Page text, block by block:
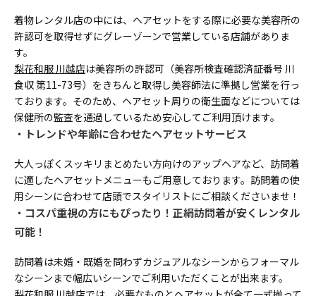
着物レンタル店の中には、ヘアセットをする際に必要な美容所の
許認可を取得せずにグレーゾーンで営業している店舗がありま
す。
梨花和服 川越店は美容所の許認可（美容所検査確認済証番号 川
食収 第11-73号）をきちんと取得し美容師法に準拠し営業を行っ
ております。そのため、ヘアセット周りの衛生面などについては
保健所の監査を通過しているため安心してご利用頂けます。
トレンドや年齢に合わせたヘアセットサービス
大人っぽくスッキリまとめたい方向けのアップヘアなど、訪問着
に適したヘアセットメニューもご用意しております。訪問着の使
用シーンに合わせて店頭でスタイリストにご相談くださいませ！
コスパ重視の方にもぴったり！正絹訪問着が安くレンタル
可能！
訪問着は未婚・既婚を問わずカジュアルなシーンからフォーマル
なシーンまで幅広いシーンでご利用いただくことが出来ます。